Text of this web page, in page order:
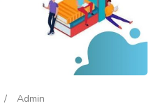
/ Admin